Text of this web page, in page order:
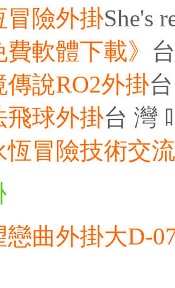
冒險外掛She's
費軟體下載》
傳說RO2外掛
飛球外掛台 灣
恆冒險技術交
戀曲外掛大D-